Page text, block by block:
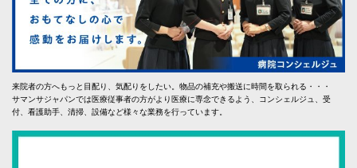
来院者の方へもっと目配り、気配りをしたい。物品の補充や搬送に時間を取られる・・・
サマンサジャパンでは医療従事者の方がより医療に専念できるよう、コンシェルジュ、受
付、看護助手、清掃、設備など様々な業務を行っています。